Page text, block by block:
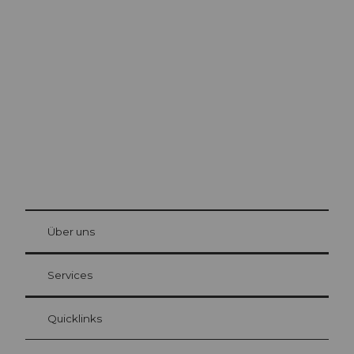
Gästekarte Luzern
Ihre Vorteile als Übernachtungsgast
at Bre
Über uns
Services
Quicklinks